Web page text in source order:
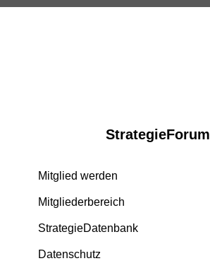
StrategieForum
Mitglied werden
Mitgliederbereich
StrategieDatenbank
Datenschutz